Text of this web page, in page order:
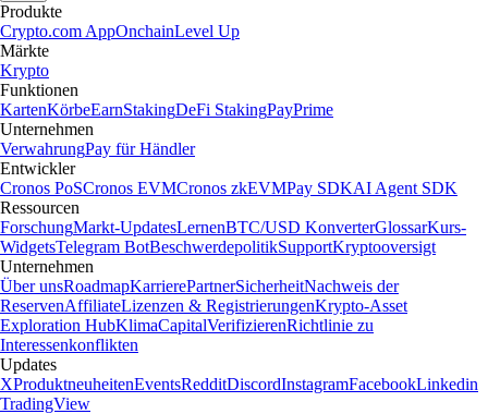
Produkte
Crypto.com AppOnchainLevel Up
Märkte
Krypto
Funktionen
KartenKörbeEarnStakingDeFi StakingPayPrime
Unternehmen
VerwahrungPay für Händler
Entwickler
Cronos PoSCronos EVMCronos zkEVMPay SDKAI Agent SDK
Ressourcen
ForschungMarkt-UpdatesLernenBTC/USD KonverterGlossarKurs-
WidgetsTelegram BotBeschwerdepolitikSupportKryptooversigt
Unternehmen
Über unsRoadmapKarrierePartnerSicherheitNachweis der
ReservenAffiliateLizenzen & RegistrierungenKrypto-Asset
Exploration HubKlimaCapitalVerifizierenRichtlinie zu
Interessenkonflikten
Updates
XProduktneuheitenEventsRedditDiscordInstagramFacebookLinkedin
TradingView